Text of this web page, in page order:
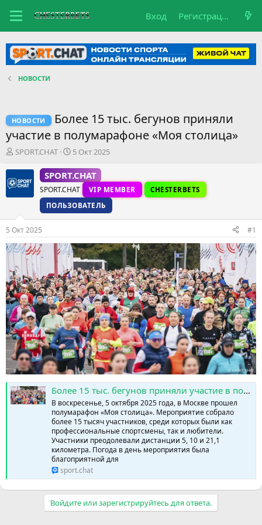
Вход Регистрация
НОВОСТИ
НОВОСТИ
Более 15 тыс. бегунов приняли
участие в полумарафоне «Моя столица»
А
т
о
е
м
ы
SPORT.CHAT
Д
т
а
н
а
ч
л
а
5 Окт 2025
SPORT.CHAT
SPORT.CHAT VIP MEMBER
CHESTERBETS
ПОЛЬЗОВАТЕЛЬ
5 Окт 2025 #1
Более 15 тыс. бегунов приняли участие в полумарафоне «Моя столица» » SPORTCHAT - Новости спорта | Футбол | Онлайн трансляции | Чат | Результаты матчей | Спорт | Прогнозы на спорт
В воскресенье, 5 октября 2025 года, в Москве прошел
полумарафон «Моя столица». Мероприятие собрало
более 15 тысяч участников, среди которых были как
профессиональные спортсмены, так и любители.
Участники преодолевали дистанции 5, 10 и 21,1
километра. Погода в день мероприятия была
благоприятной для
sport.chat
Войдите или зарегистрируйтесь для ответа.